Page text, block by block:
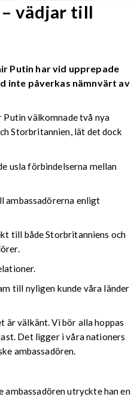
vädjar till
Putin har vid upprepade
inte påverkas nämnvärt av
Putin välkomnade två nya
Storbritannien, lät det dock
usla förbindelserna mellan
ambassadörerna enligt
till både Storbritanniens och
till nyligen kunde våra länder
är välkänt. Vi bör alla hoppas
Det ligger i våra nationers
ambassadören.
ambassadören utryckte han en